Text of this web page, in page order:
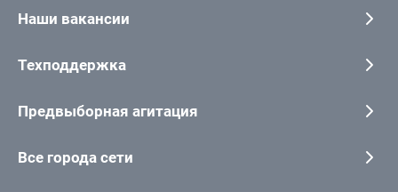
Наши вакансии
Техподдержка
Предвыборная агитация
Все города сети